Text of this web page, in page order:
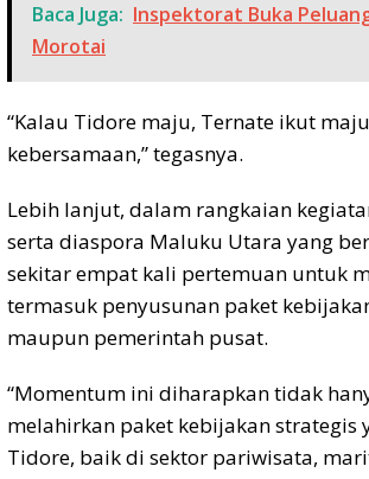
Baca Juga: Inspektorat Buka
Morotai
“Kalau Tidore maju, Ternate ikut
kebersamaan,” tegasnya.
Lebih lanjut, dalam rangkaian
serta diaspora Maluku Utara yang
sekitar empat kali pertemuan untuk
termasuk penyusunan paket
maupun pemerintah pusat.
“Momentum ini diharapkan tidak
melahirkan paket kebijakan strategis
Tidore, baik di sektor pariwisata,